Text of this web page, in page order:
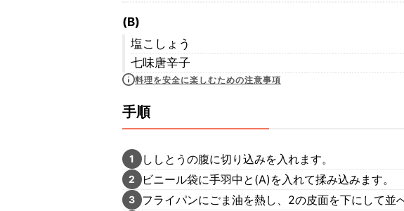
(B)
塩こしょう
七味唐辛子
料理を安全に楽しむための注意事項
手順
1 ししとうの腹に切り込みを入れます。
2 ビニール袋に手羽中と(A)を入れて揉み込みます。
3 フライパンにごま油を熱し、2の皮面を下にして並